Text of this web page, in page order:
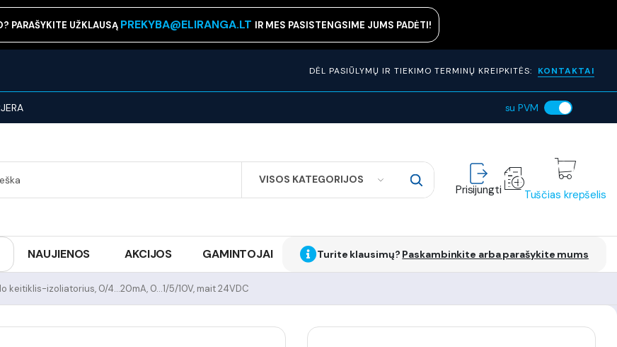
PARAŠYKITE UŽKLAUSĄ PREKYBA@ELIRANGA.LT IR MES PASISTENGSIME JUMS PADĖTI!
DĖL PASIŪLYMŲ IR TIEKIMO TERMINŲ KREIPKITĖS: KONTAKTAI
su PVM
VISOS KATEGORIJOS
SEARCH Prisijungti Tuščias krepšelis
NAUJIENOS AKCIJOS GAMINTOJAI Turite klausimų? Paskambinkite arba parašykite mums
keitiklis-izoliatorius, 0/4...20mA, 0...1/5/10V, mait 24VDC